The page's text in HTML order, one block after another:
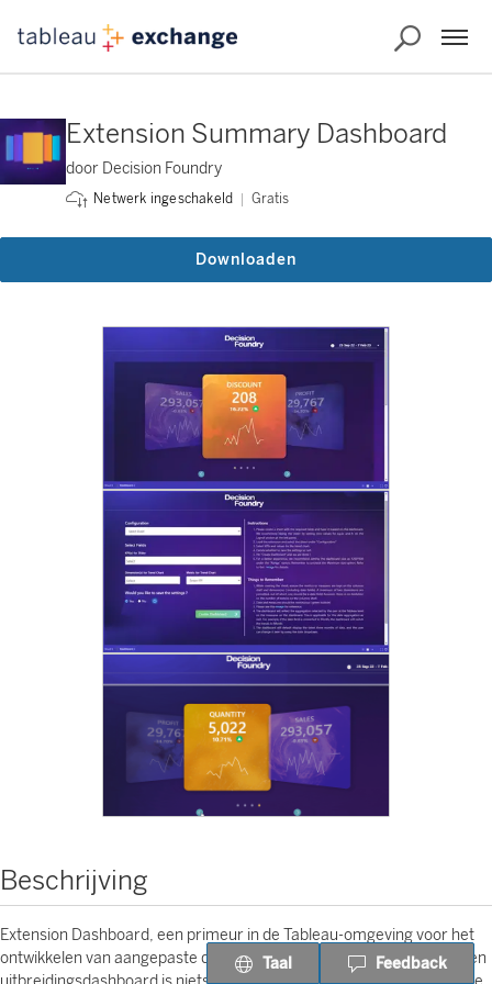
Extension Summary Dashboard
door Decision Foundry
Netwerk ingeschakeld Gratis
Downloaden
Beschrijving
Extension Dashboard, een primeur in de Tableau-omgeving voor het
ontwikkelen van aangepaste dashboards op Tableau Dashboards. Een
Taal Feedback